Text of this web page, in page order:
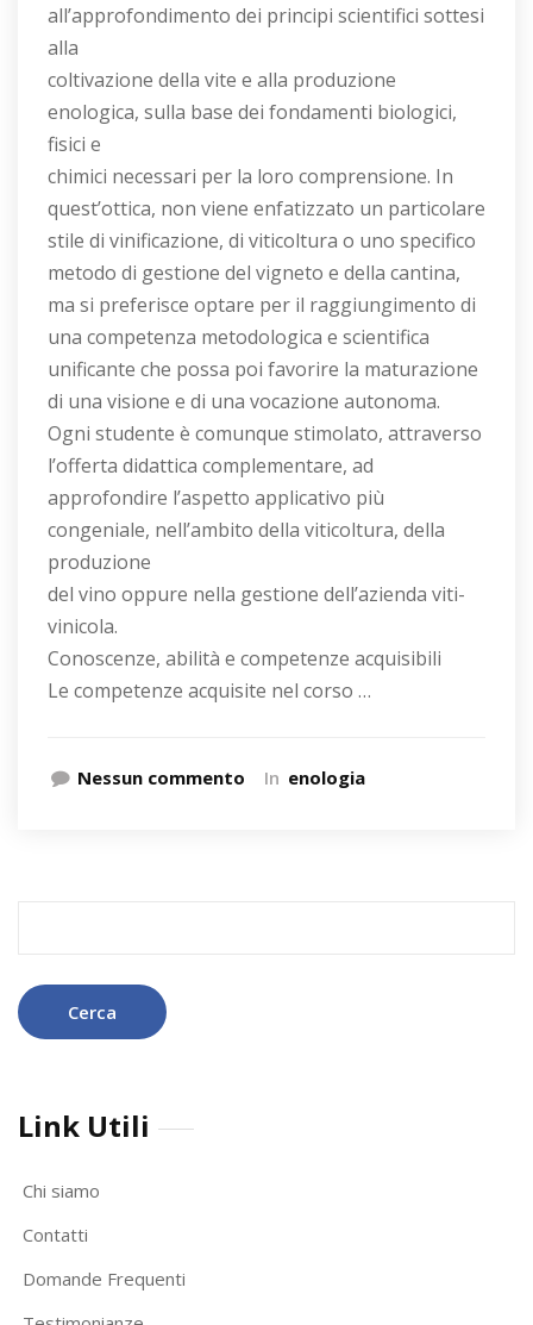
all’approfondimento dei principi scientifici sottesi
alla
coltivazione della vite e alla produzione
enologica, sulla base dei fondamenti biologici,
fisici e
chimici necessari per la loro comprensione. In
quest’ottica, non viene enfatizzato un particolare
stile di vinificazione, di viticoltura o uno specifico
metodo di gestione del vigneto e della cantina,
ma si preferisce optare per il raggiungimento di
una competenza metodologica e scientifica
unificante che possa poi favorire la maturazione
di una visione e di una vocazione autonoma.
Ogni studente è comunque stimolato, attraverso
l’offerta didattica complementare, ad
approfondire l’aspetto applicativo più
congeniale, nell’ambito della viticoltura, della
produzione
del vino oppure nella gestione dell’azienda viti-
vinicola.
Conoscenze, abilità e competenze acquisibili
Le competenze acquisite nel corso …
Nessun commento In enologia
Link Utili
Chi siamo
Contatti
Domande Frequenti